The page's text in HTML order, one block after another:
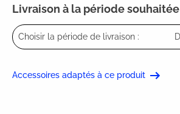
Livraison à la période souhaitée
Choisir la période de livraison :
Accessoires adaptés à ce produit